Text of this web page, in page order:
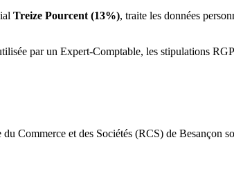
Treize Pourcent (13%), traite les données
par un Expert-Comptable, les stipulations
Commerce et des Sociétés (RCS) de Besançon